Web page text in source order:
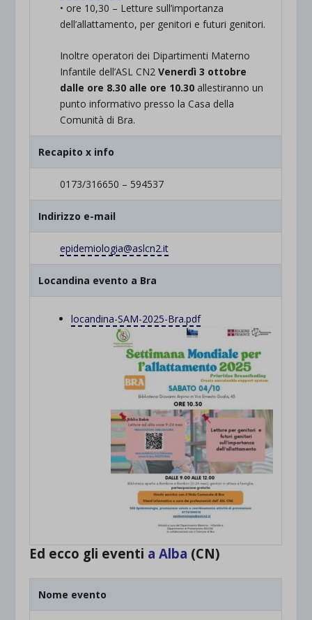
• ore 10,30 – Letture sull’importanza
dell’allattamento, per genitori e futuri genitori.
Inoltre operatori dei Dipartimenti Materno
Infantile dell’ASL CN2Venerdì 3 ottobre
dalle ore 8.30 alle ore 10.30 allestiranno un
punto informativo presso la Casa della
Comunità di Bra.
Recapito x info
0173/316650 – 594537
Indirizzo e-mail
epidemiologia@aslcn2.it
Locandina evento a Bra
locandina-SAM-2025-Bra.pdf
Ed ecco gli eventi a Alba (CN)
Nome evento